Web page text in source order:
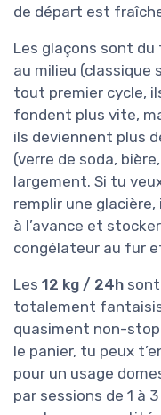
de départ est
Les glaçons sont
au milieu (classique
tout premier cycle,
fondent plus vite,
ils deviennent plus
(verre de soda,
largement. Si tu
remplir une
à l’avance et
congélateur au fur
Les 12 kg / 24h
totalement
quasiment non-
le panier, tu peux
pour un usage
par sessions de 1 à